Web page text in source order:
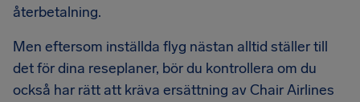
återbetalning.
Men eftersom inställda flyg nästan alltid ställer till
det för dina reseplaner, bör du kontrollera om du
också har rätt att kräva ersättning av Chair Airlines